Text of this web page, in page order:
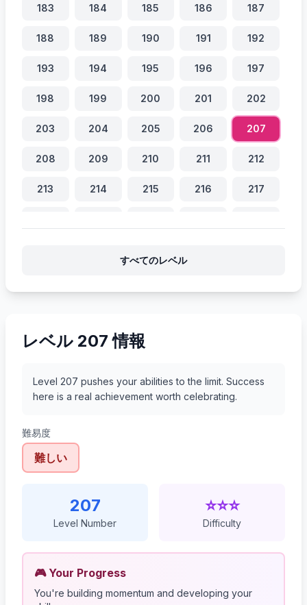
183 184 185 186 187
188 189 190 191 192
193 194 195 196 197
198 199 200 201 202
203 204 205 206 207
208 209 210 211 212
213 214 215 216 217
すべてのレベル
レベル 207 情報
Level 207 pushes your abilities to the limit. Success
here is a real achievement worth celebrating.
難易度
難しい
207
Level Number
⭐⭐⭐
Difficulty
🎮 Your Progress
You're building momentum and developing your